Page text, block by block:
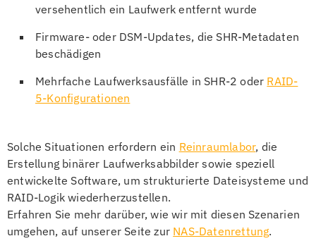
versehentlich ein Laufwerk entfernt wurde
Firmware- oder DSM-Updates, die SHR-Metadaten
beschädigen
Mehrfache Laufwerksausfälle in SHR-2 oder RAID-
5-Konfigurationen
Solche Situationen erfordern ein Reinraumlabor, die
Erstellung binärer Laufwerksabbilder sowie speziell
entwickelte Software, um strukturierte Dateisysteme und
RAID-Logik wiederherzustellen.
Erfahren Sie mehr darüber, wie wir mit diesen Szenarien
umgehen, auf unserer Seite zur NAS-Datenrettung.